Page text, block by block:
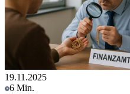
19.11.2025
6 Min.